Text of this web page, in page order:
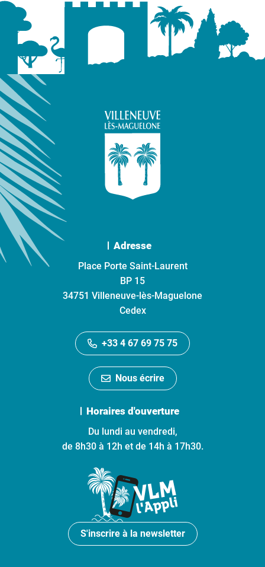
Adresse
Place Porte Saint-Laurent
BP 15
34751 Villeneuve-lès-Maguelone
Cedex
+33 4 67 69 75 75
Nous écrire
Horaires d'ouverture
Du lundi au vendredi,
de 8h30 à 12h et de 14h à 17h30.
S'inscrire à la newsletter